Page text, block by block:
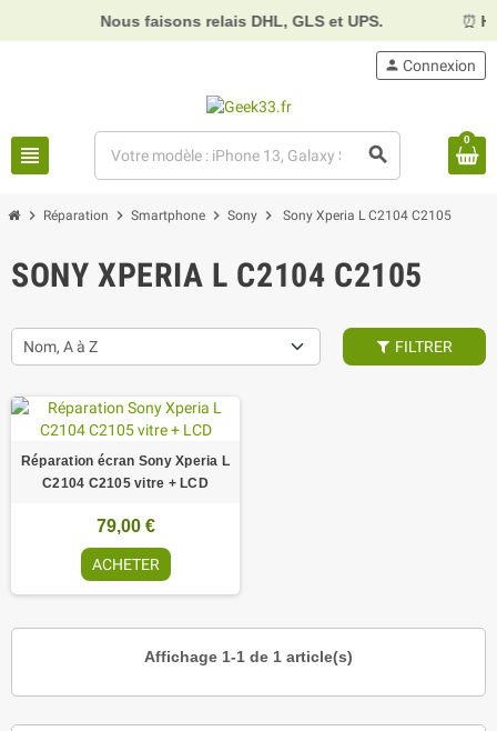
Nous faisons relais DHL, GLS et UPS. Horaires :
view_headline search
person Connexion
0
chevron_right Réparation chevron_right Smartphone chevron_right Sony chevron_right Sony Xperia L C2104 C2105
SONY XPERIA L C2104 C2105
Nom, A à Z FILTRER
Réparation écran Sony Xperia L
C2104 C2105 vitre + LCD
79,00 €
ACHETER
Affichage 1-1 de 1 article(s)